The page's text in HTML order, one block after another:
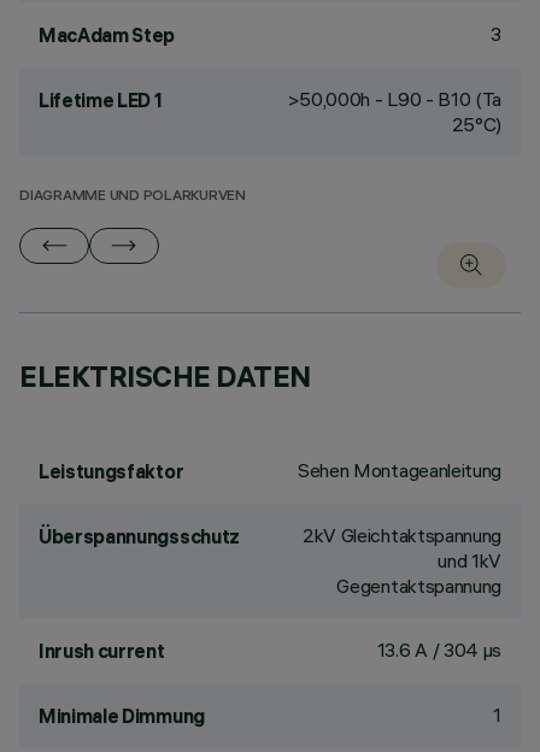
MacAdam Step 3
Lifetime LED 1
>50,000h - L90 - B10 (Ta
25°C)
DIAGRAMME UND POLARKURVEN
ELEKTRISCHE DATEN
Leistungsfaktor Sehen Montageanleitung
Überspannungsschutz
2kV Gleichtaktspannung
und 1kV
Gegentaktspannung
Inrush current 13.6 A / 304 µs
Minimale Dimmung 1